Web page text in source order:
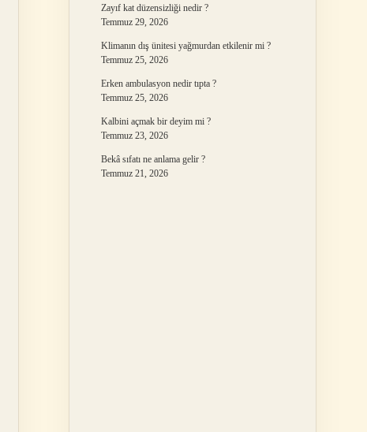
Zayıf kat düzensizliği nedir ?
Temmuz 29, 2026
Klimanın dış ünitesi yağmurdan etkilenir mi ?
Temmuz 25, 2026
Erken ambulasyon nedir tıpta ?
Temmuz 25, 2026
Kalbini açmak bir deyim mi ?
Temmuz 23, 2026
Bekâ sıfatı ne anlama gelir ?
Temmuz 21, 2026